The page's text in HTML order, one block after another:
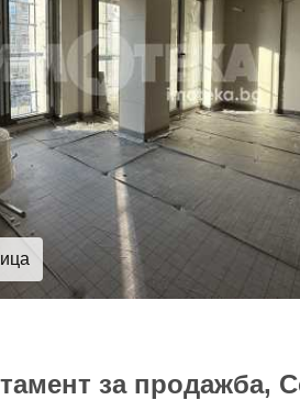
за продажба,